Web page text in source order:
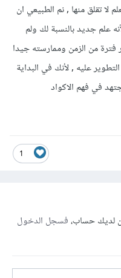
لا تقلق منها , نم الطبيعي ان
علم جديد بالنسبة لك ولم
فترة من الزمن وممارسته جيدا
عليه , لأنك في البداية
في فهم الاكواد
1
لديك حساب،فسجل الدخول